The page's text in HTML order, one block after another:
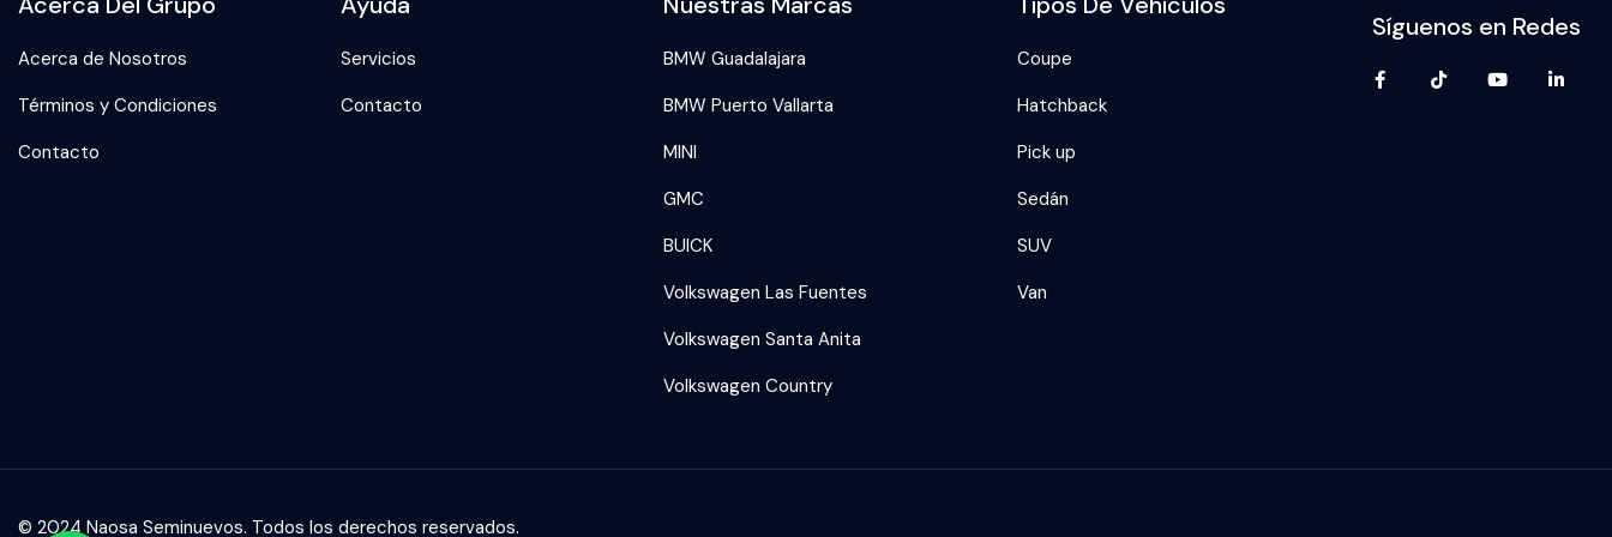
Acerca de Nosotros
Términos y Condiciones
Contacto
Servicios
Contacto
BMW Guadalajara
BMW Puerto Vallarta
MINI
GMC
BUICK
Volkswagen Las Fuentes
Volkswagen Santa Anita
Volkswagen Country
Coupe
Hatchback
Pick up
Sedán
SUV
Van
Síguenos en Redes
© 2024 Naosa Seminuevos. Todos los derechos reservados.